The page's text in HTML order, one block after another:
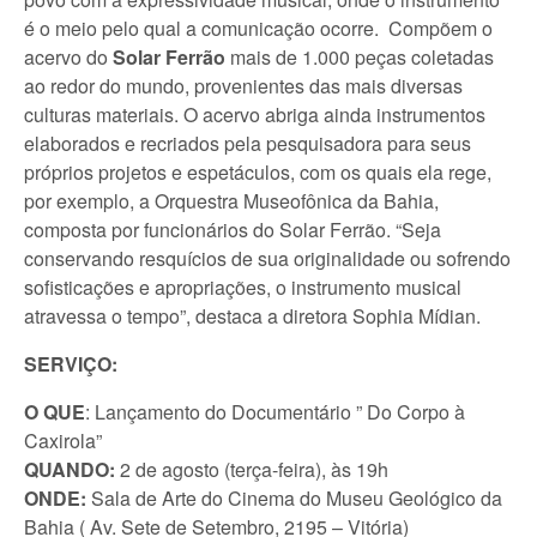
é o meio pelo qual a comunicação ocorre. Compõem o
acervo do Solar Ferrão mais de 1.000 peças coletadas
ao redor do mundo, provenientes das mais diversas
culturas materiais. O acervo abriga ainda instrumentos
elaborados e recriados pela pesquisadora para seus
próprios projetos e espetáculos, com os quais ela rege,
por exemplo, a Orquestra Museofônica da Bahia,
composta por funcionários do Solar Ferrão. “Seja
conservando resquícios de sua originalidade ou sofrendo
sofisticações e apropriações, o instrumento musical
atravessa o tempo”, destaca a diretora Sophia Mídian.
SERVIÇO:
O QUE: Lançamento do Documentário ” Do Corpo à
Caxirola”
QUANDO: 2 de agosto (terça-feira), às 19h
ONDE: Sala de Arte do Cinema do Museu Geológico da
Bahia (Av. Sete de Setembro, 2195 – Vitória)